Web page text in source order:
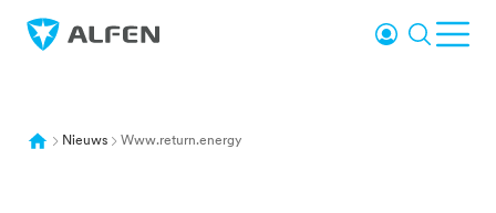
Overslaan naar hoofdinhoud
Alfen InloggenZoeken
Nieuws Www.return.energy